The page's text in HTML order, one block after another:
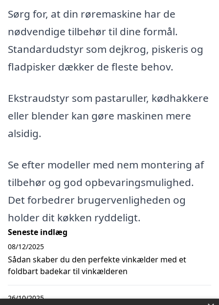
Sørg for, at din røremaskine har de
nødvendige tilbehør til dine formål.
Standardudstyr som dejkrog, piskeris og
fladpisker dækker de fleste behov.
Ekstraudstyr som pastaruller, kødhakkere
eller blender kan gøre maskinen mere
alsidig.
Se efter modeller med nem montering af
tilbehør og god opbevaringsmulighed.
Det forbedrer brugervenligheden og
holder dit køkken ryddeligt.
Seneste indlæg
Sådan skaber du den perfekte vinkælder med et
foldbart badekar til vinkælderen
08/12/2025
26/10/2025